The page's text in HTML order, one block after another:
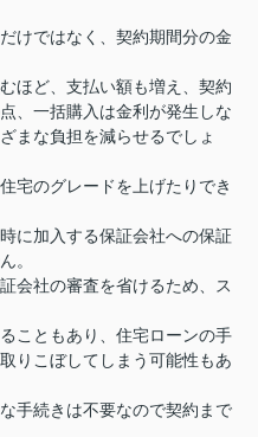
けではなく、契約期間分の金
ほど、支払い額も増え、契約
、一括購入は金利が発生しな
まな負担を減らせるでしょ
宅のグレードを上げたりでき
に加入する保証会社への保証
。
会社の審査を省けるため、ス
こともあり、住宅ローンの手
りこぼしてしまう可能性もあ
手続きは不要なので契約まで